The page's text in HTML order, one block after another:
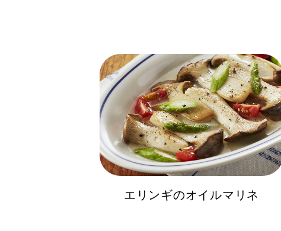
エリンギのオイルマリネ